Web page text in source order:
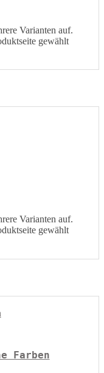
Varianten auf.
gewählt
Varianten auf.
gewählt
Farben